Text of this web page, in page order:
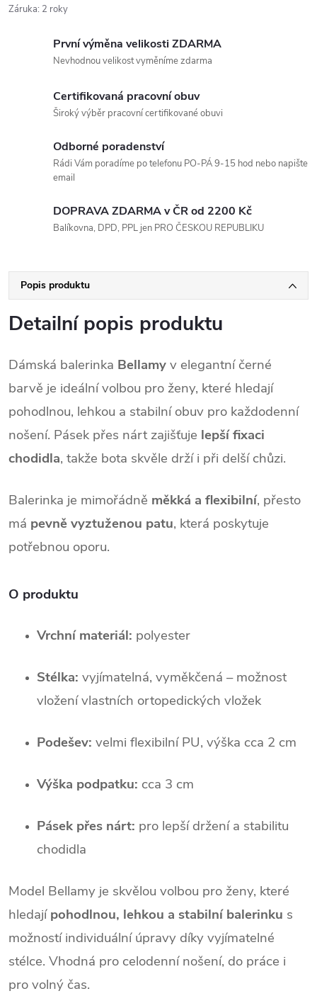
Záruka: 2 roky
První výměna velikosti ZDARMA
Nevhodnou velikost vyměníme zdarma
Certifikovaná pracovní obuv
Široký výběr pracovní certifikované obuvi
Odborné poradenství
Rádi Vám poradíme po telefonu PO-PÁ 9-15 hod nebo napište
email
DOPRAVA ZDARMA v ČR od 2200 Kč
Balíkovna, DPD, PPL jen PRO ČESKOU REPUBLIKU
Popis produktu
Detailní popis produktu
Dámská balerinka Bellamy v elegantní černé
barvě je ideální volbou pro ženy, které hledají
pohodlnou, lehkou a stabilní obuv pro každodenní
nošení. Pásek přes nárt zajišťuje lepší fixaci
chodidla, takže bota skvěle drží i při delší chůzi.
Balerinka je mimořádně měkká a flexibilní, přesto
má pevně vyztuženou patu, která poskytuje
potřebnou oporu.
O produktu
Vrchní materiál: polyester
Stélka: vyjímatelná, vyměkčená – možnost
vložení vlastních ortopedických vložek
Podešev: velmi flexibilní PU, výška cca 2 cm
Výška podpatku: cca 3 cm
Pásek přes nárt: pro lepší držení a stabilitu
chodidla
Model Bellamy je skvělou volbou pro ženy, které
hledají pohodlnou, lehkou a stabilní balerinku s
možností individuální úpravy díky vyjímatelné
stélce. Vhodná pro celodenní nošení, do práce i
pro volný čas.